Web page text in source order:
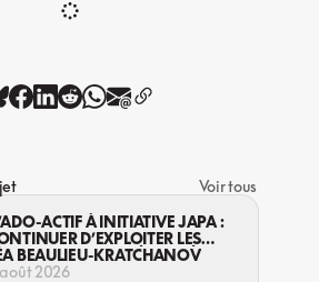
Voir tous
ACTIF À INITIATIVE JAPA :
D’EXPLOITER LES
DANS LA LÉGALITÉ?
BEAULIEU-KRATCHANOV
2026